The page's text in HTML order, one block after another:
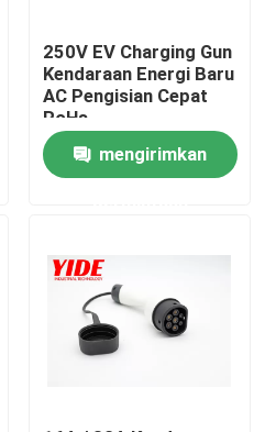
250V EV Charging Gun
Kendaraan Energi Baru
AC Pengisian Cepat
RoHs
mengirimkan